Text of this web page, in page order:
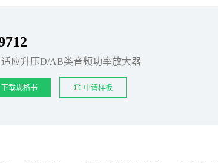
应升压D/AB类音频功率放大器
下载规格书 申请样板